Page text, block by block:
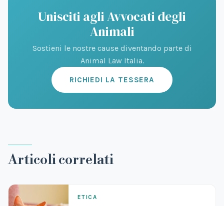
Unisciti agli Avvocati degli
Animali
Sostieni le nostre cause diventando parte di
Animal Law Italia.
RICHIEDI LA TESSERA
Articoli correlati
ETICA